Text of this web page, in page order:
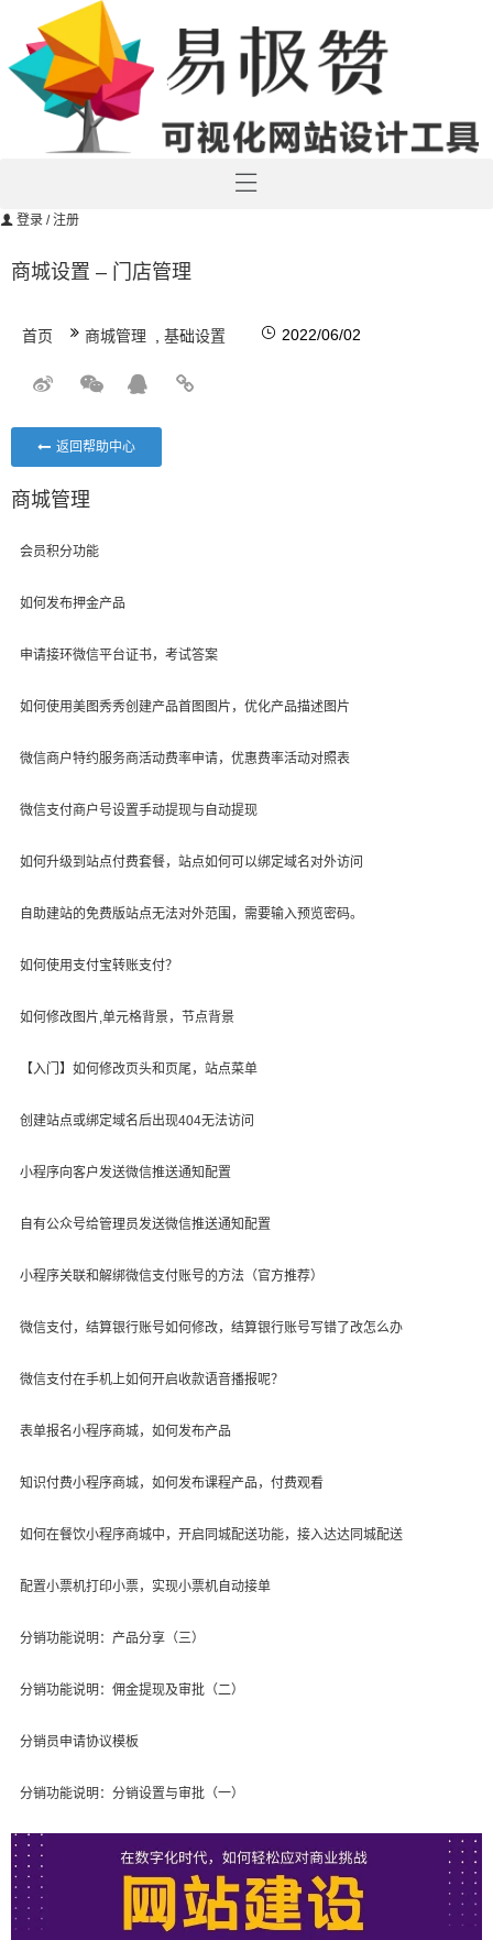
登录 / 注册
商城设置 – 门店管理
首页 商城管理 基础设置 2022/06/02
返回帮助中心
商城管理
会员积分功能
如何发布押金产品
申请接环微信平台证书，考试答案
如何使用美图秀秀创建产品首图图片，优化产品描述图片
微信商户特约服务商活动费率申请，优惠费率活动对照表
微信支付商户号设置手动提现与自动提现
如何升级到站点付费套餐，站点如何可以绑定域名对外访问
自助建站的免费版站点无法对外范围，需要输入预览密码。
如何使用支付宝转账支付？
如何修改图片,单元格背景，节点背景
【入门】如何修改页头和页尾，站点菜单
创建站点或绑定域名后出现404无法访问
小程序向客户发送微信推送通知配置
自有公众号给管理员发送微信推送通知配置
小程序关联和解绑微信支付账号的方法（官方推荐）
微信支付，结算银行账号如何修改，结算银行账号写错了改怎么办
微信支付在手机上如何开启收款语音播报呢？
表单报名小程序商城，如何发布产品
知识付费小程序商城，如何发布课程产品，付费观看
如何在餐饮小程序商城中，开启同城配送功能，接入达达同城配送
配置小票机打印小票，实现小票机自动接单
分销功能说明：产品分享（三）
分销功能说明：佣金提现及审批（二）
分销员申请协议模板
分销功能说明：分销设置与审批（一）